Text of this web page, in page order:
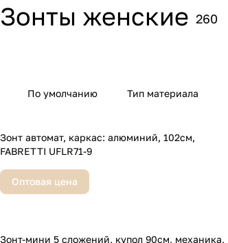
Зонты женские 260
По умолчанию Тип материала
Зонт автомат, каркас: алюминий, 102см,
FABRETTI UFLR71-9
Оптовая цена
Зонт-мини 5 сложений, купол 90см, механика,